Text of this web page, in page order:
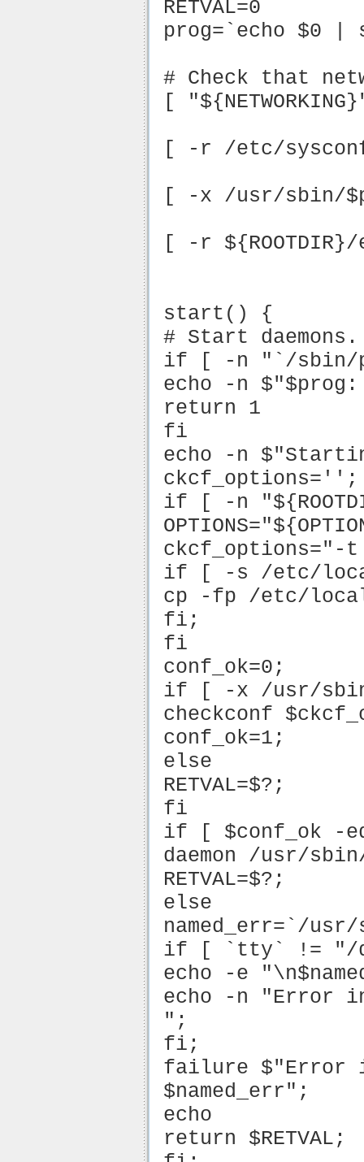
RETVAL=0
prog=`echo
# Check that
[
[ -r /etc/
[ -x /usr/sbin/
[ -r
start() {
# Start daemons.
if [ -n "`/sbin/
echo -n
return 1
fi
echo -n
ckcf_options='';
if [ -n
ckcf_options="-t
if [ -s /etc/
cp -fp /etc/
fi;
fi
conf_ok=0;
if [ -x /usr/sbin/
checkconf
conf_ok=1;
else
RETVAL=$?;
fi
if [ $conf_ok -
daemon /usr/sbin/
RETVAL=$?;
else
named_err=`/
if [ `tty` != "/
echo -e
echo -n "Error
";
fi;
failure $"Error
$named_err";
echo
return $RETVAL;